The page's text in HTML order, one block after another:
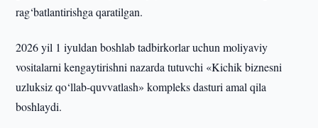
rag‘batlantirishga qaratilgan.
2026 yil 1 iyuldan boshlab tadbirkorlar uchun moliyaviy
vositalarni kengaytirishni nazarda tutuvchi «Kichik biznesni
uzluksiz qo‘llab-quvvatlash» kompleks dasturi amal qila
boshlaydi.